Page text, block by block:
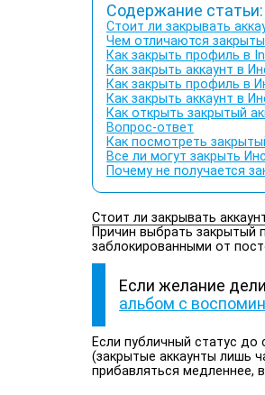
Содержание статьи:
Стоит ли закрывать
Чем отличаются
Как закрыть профиль в
Как закрыть аккаунт в
Как закрыть профиль в
Как закрыть аккаунт в
Как открыть закрытый
Вопрос-ответ
Как посмотреть
Все ли могут закрыть
Почему не получается
Стоит ли закрывать
Причин выбрать закрытый
заблокированными от
Если желание
альбом с
Если публичный статус
(закрытые аккаунты лишь
прибавляться медленнее,